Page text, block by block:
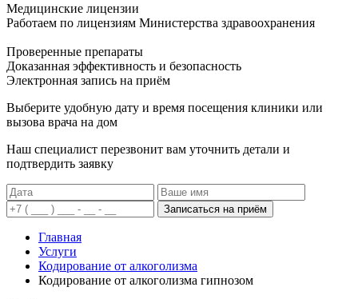
Медицинские лицензии
Работаем по лицензиям Министерства здравоохранения
Проверенные препараты
Доказанная эффективность и безопасность
Электронная запись на приём
Выберите удобную дату и время посещения клиники или
вызова врача на дом
Наш специалист перезвонит вам уточнить детали и
подтвердить заявку
Записаться на приём
Главная
Услуги
Кодирование от алкоголизма
Кодирование от алкоголизма гипнозом